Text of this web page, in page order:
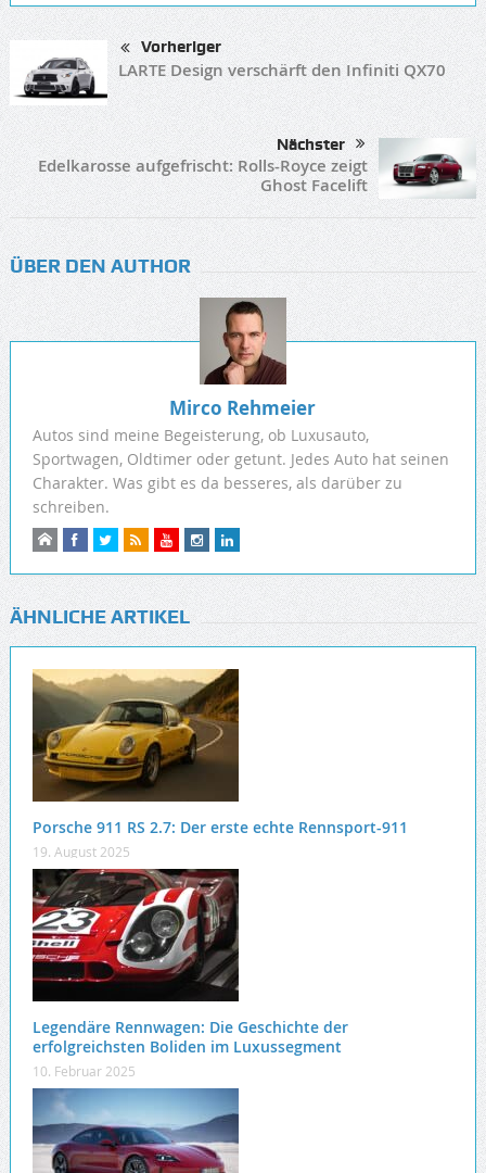
Vorheriger
LARTE Design verschärft den Infiniti QX70
Nächster
Edelkarosse aufgefrischt: Rolls-Royce zeigt
Ghost Facelift
ÜBER DEN AUTHOR
Mirco Rehmeier
Autos sind meine Begeisterung, ob Luxusauto,
Sportwagen, Oldtimer oder getunt. Jedes Auto hat seinen
Charakter. Was gibt es da besseres, als darüber zu
schreiben.
ÄHNLICHE ARTIKEL
Porsche 911 RS 2.7: Der erste echte Rennsport-911
19. August 2025
Legendäre Rennwagen: Die Geschichte der
erfolgreichsten Boliden im Luxussegment
10. Februar 2025